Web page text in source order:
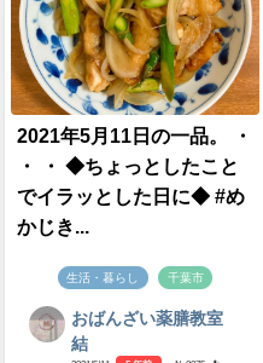
2021年5月11日の一品。 ・
・ ・ ◆ちょっとしたこと
でイラッとした日に◆ #め
かじき...
生活・暮らし 千葉市
おばんざい薬膳教室
結